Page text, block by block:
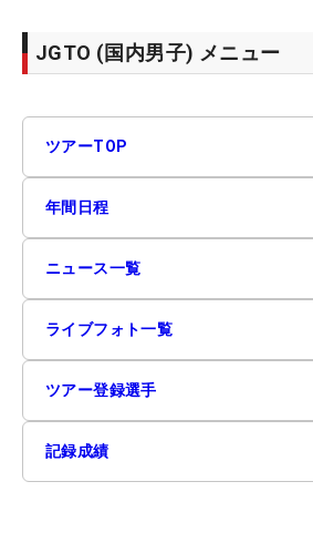
JGTO (国内男子) メニュー
ツアーTOP
年間日程
ニュース一覧
ライブフォト一覧
ツアー登録選手
記録成績